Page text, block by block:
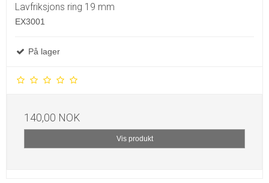
Lavfriksjons ring 19 mm
EX3001
På lager
140,00 NOK
Vis produkt